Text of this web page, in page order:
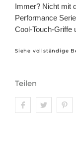
Immer? Nicht mit
Performance
Cool-Touch-Griffe
Siehe vollständige
Teilen